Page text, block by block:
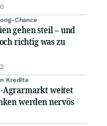
Chance
gehen steil – und
richtig was zu
Kredite
Agrarmarkt weitet
werden nervös